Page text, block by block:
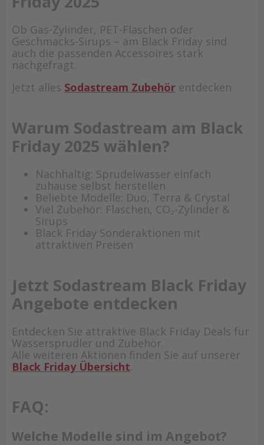
Ob Gas-Zylinder, PET-Flaschen oder
Geschmacks-Sirups – am Black Friday sind
auch die passenden Accessoires stark
nachgefragt.
Jetzt alles Sodastream Zubehör entdecken
Warum Sodastream am Black
Friday 2025 wählen?
Nachhaltig: Sprudelwasser einfach
zuhause selbst herstellen
Beliebte Modelle: Duo, Terra & Crystal
Viel Zubehör: Flaschen, CO₂-Zylinder &
Sirups
Black Friday Sonderaktionen mit
attraktiven Preisen
Jetzt Sodastream Black Friday
Angebote entdecken
Entdecken Sie attraktive Black Friday Deals für
Wassersprudler und Zubehör.
Alle weiteren Aktionen finden Sie auf unserer
Black Friday Übersicht.
FAQ:
Welche Modelle sind im Angebot?